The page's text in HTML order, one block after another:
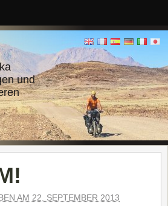
und
AM 22. SEPTEMBER 2013